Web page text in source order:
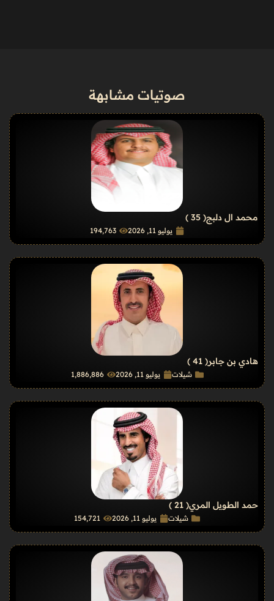
صوتيات مشابهة
محمد ال دلبج( 35 )
يوليو 11, 2026 194٬763
هادي بن جابر( 41 )
شيلات يوليو 11, 2026 1٬886٬886
حمد الطويل المري( 21 )
شيلات يوليو 11, 2026 154٬721